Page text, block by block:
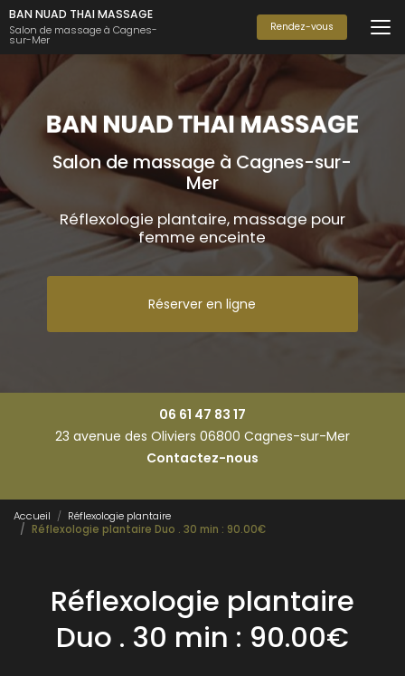
Aller
au
contenu
principal
BAN NUAD THAI MASSAGE
Salon de massage à Cagnes-
sur-Mer
Rendez-vous
Salon de massage à Cagnes-sur-
Mer
Réflexologie plantaire, massage pour
femme enceinte
Réserver en ligne
06 61 47 83 17
23 avenue des Oliviers 06800 Cagnes-sur-Mer
Contactez-nous
Accueil
Réflexologie plantaire
Réflexologie plantaire Duo . 30 min : 90.00€
Réflexologie plantaire
Duo . 30 min : 90.00€